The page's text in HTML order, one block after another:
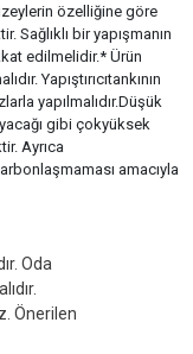
özelliğine göre
Sağlıklı bir yapışmanın
edilmelidir.* Ürün
Yapıştırıcıtankının
yapılmalıdır.Düşük
gibi çokyüksek
Ayrıca
amacıyla
Oda
Önerilen